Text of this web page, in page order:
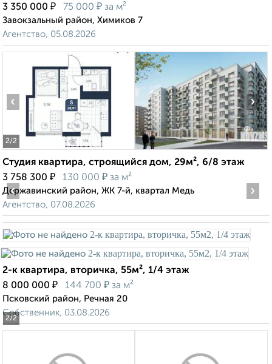
3 350 000 ₽ 75 000 ₽ за м²
Завокзальный район, Химиков 7
Агентство, 05.08.2026
2/2
‹ ›
Студия квартира, строящийся дом, 29м², 6/8 этаж
3 758 300 ₽ 130 000 ₽ за м²
Державинский район, ЖК 7-й, квартал Медь
Агентство, 07.08.2026
2/2
‹ ›
2-к квартира, вторичка, 55м², 1/4 этаж
8 000 000 ₽ 144 700 ₽ за м²
Псковский район, Речная 20
Собственник, 03.08.2026